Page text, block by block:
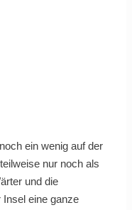
ein wenig auf der
nur noch als
und die
eine ganze